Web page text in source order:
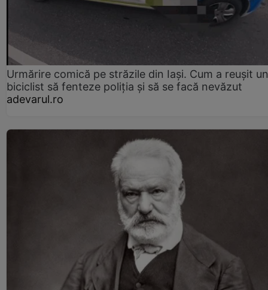
Urmărire comică pe străzile din Iași. Cum a reușit un
biciclist să fenteze poliția și să se facă nevăzut
adevarul.ro